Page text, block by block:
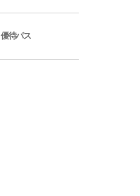
優待パス